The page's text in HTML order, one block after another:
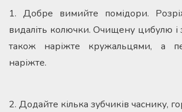
1. Добре вимийте помідори.
видаліть колючки. Очищену цибулю і
також наріжте кружальцями, а
наріжте.
2. Додайте кілька зубчиків часнику,